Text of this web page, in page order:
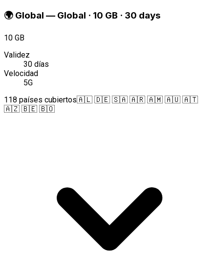
🌍 Global — Global · 10 GB · 30 days
10 GB
Validez
30 días
Velocidad
5G
118 países cubiertos🇦🇱 🇩🇪 🇸🇦 🇦🇷 🇦🇲 🇦🇺 🇦🇹
🇦🇿 🇧🇪 🇧🇴